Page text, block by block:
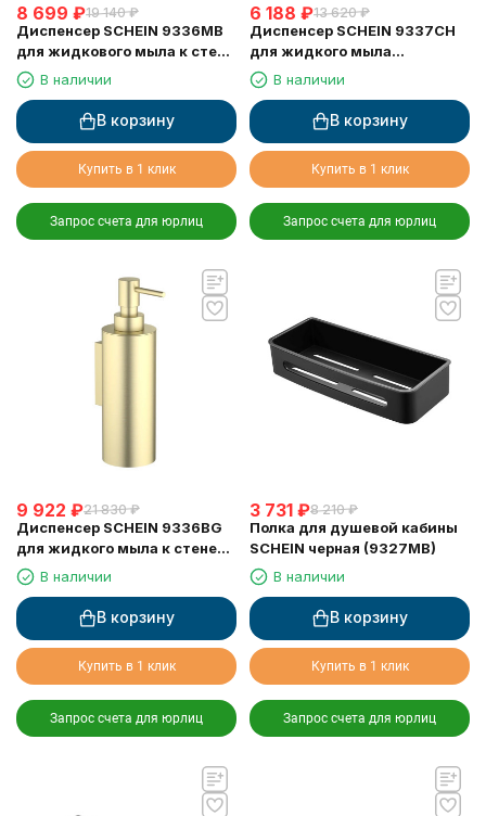
8 699 ₽19 140 ₽
Диспенсер SCHEIN 9336MB
для жидкового мыла к стене
черныйВ наличии
В корзину
Купить в 1 клик
Запрос счета для юрлиц
6 188 ₽13 620 ₽
Диспенсер SCHEIN 9337CH
для жидкого мыла
настольный хром
В наличии
В корзину
Купить в 1 клик
Запрос счета для юрлиц
9 922 ₽21 830 ₽
Диспенсер SCHEIN 9336BG
для жидкого мыла к стене
матовое золото
В наличии
В корзину
Купить в 1 клик
Запрос счета для юрлиц
3 731 ₽8 210 ₽
Полка для душевой кабины
SCHEIN черная (9327MB)
В наличии
В корзину
Купить в 1 клик
Запрос счета для юрлиц